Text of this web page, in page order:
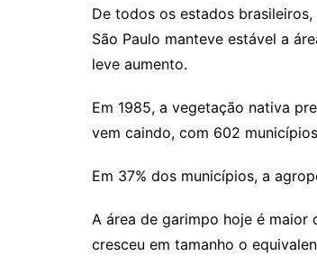
De todos os estados
São Paulo manteve estável a
leve aumento.
Em 1985, a vegetação nativa
vem caindo, com 602
Em 37% dos municípios, a
A área de garimpo hoje é maior
cresceu em tamanho o